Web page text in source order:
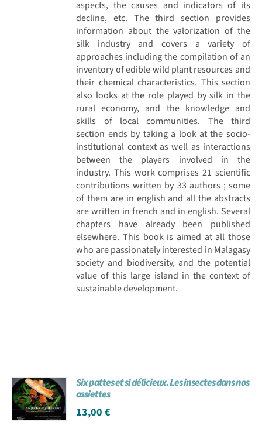
aspects, the causes and indicators of its
decline, etc. The third section provides
information about the valorization of the
silk industry and covers a variety of
approaches including the compilation of an
inventory of edible wild plant resources and
their chemical characteristics. This section
also looks at the role played by silk in the
rural economy, and the knowledge and
skills of local communities. The third
section ends by taking a look at the socio-
institutional context as well as interactions
between the players involved in the
industry. This work comprises 21 scientific
contributions written by 33 authors ; some
of them are in english and all the abstracts
are written in french and in english. Several
chapters have already been published
elsewhere. This book is aimed at all those
who are passionately interested in Malagasy
society and biodiversity, and the potential
value of this large island in the context of
sustainable development.
Six pattes et si délicieux. Les insectes dans nos
assiettes
13,00€